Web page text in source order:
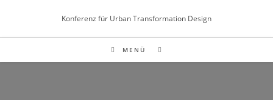
springen
Konferenz für Urban Transformation Design
MENÜ